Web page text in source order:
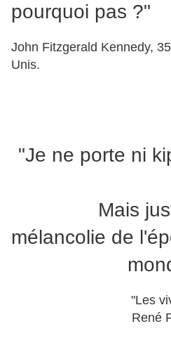
pourquoi pas ?"
John Fitzgerald Kennedy,
Unis.
"Je ne porte ni
Mais
mélancolie de
"Les
René